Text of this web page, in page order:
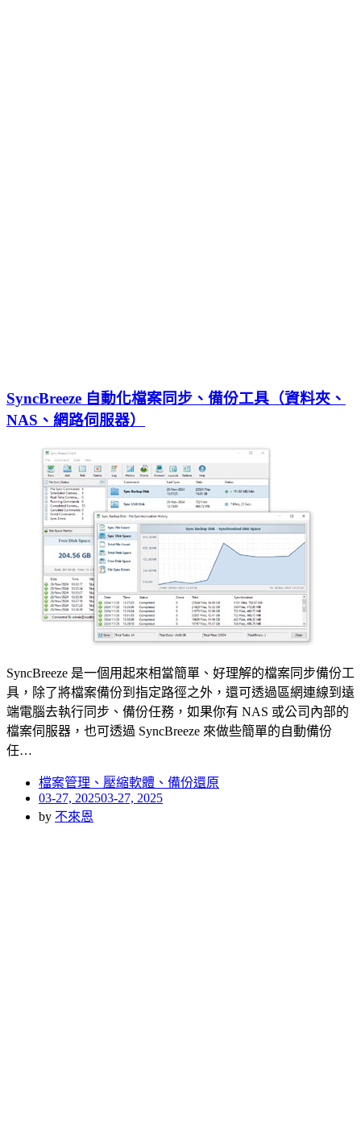
SyncBreeze 自動化檔案同步、備份工具（資料夾、
NAS、網路伺服器）
SyncBreeze 是一個用起來相當簡單、好理解的檔案同步備份工
具，除了將檔案備份到指定路徑之外，還可透過區網連線到遠
端電腦去執行同步、備份任務，如果你有 NAS 或公司內部的
檔案伺服器，也可透過 SyncBreeze 來做些簡單的自動備份
任…
檔案管理、壓縮軟體、備份還原
Posted
on
03-27, 202503-27, 2025
by 不來恩